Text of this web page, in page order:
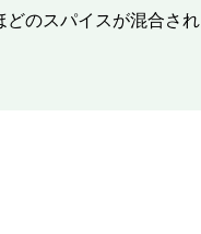
どのスパイスが混合され